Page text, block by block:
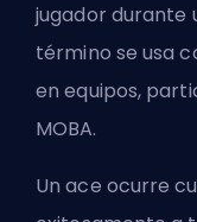
jugador durante
término se usa
en equipos,
MOBA.
Un ace ocurre